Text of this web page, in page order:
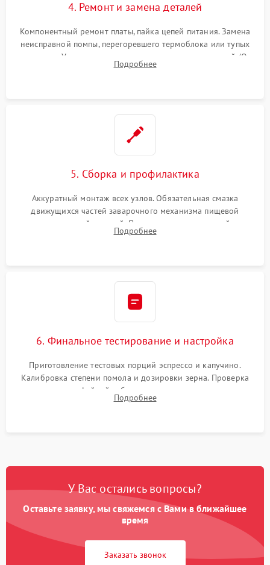
4. Ремонт и замена деталей
Компонентный ремонт платы, пайка цепей питания. Замена
неисправной помпы, перегоревшего термоблока или тупых
жерновов. Установка новых силиконовых уплотнителей (O-
ring) и тефлоновых трубок для надежного устранения
Подробнее
5. Сборка и профилактика
Аккуратный монтаж всех узлов. Обязательная смазка
движущихся частей заварочного механизма пищевой
силиконовой смазкой. Проведение программной
декальцинации и очистки системы от кофейных масел.
Подробнее
6. Финальное тестирование и настройка
Приготовление тестовых порций эспрессо и капучино.
Калибровка степени помола и дозировки зерна. Проверка
плотности кофейной таблетки, температуры напитка и
качества молочной пены. Контроль отсутствия посторонних
Подробнее
У Вас остались вопросы?
Оставьте заявку, мы свяжемся с Вами в ближайшее
время
Заказать звонок